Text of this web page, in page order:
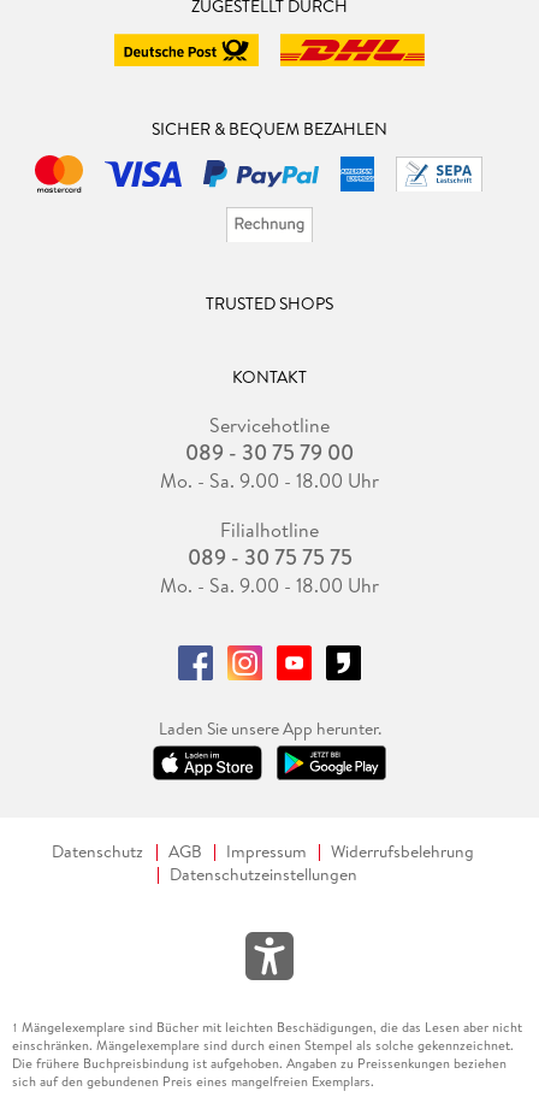
ZUGESTELLT DURCH
SICHER & BEQUEM BEZAHLEN
TRUSTED SHOPS
KONTAKT
Servicehotline
089 - 30 75 79 00
Mo. - Sa. 9.00 - 18.00 Uhr
Filialhotline
089 - 30 75 75 75
Mo. - Sa. 9.00 - 18.00 Uhr
Laden Sie unsere App herunter.
Datenschutz AGB Impressum
Widerrufsbelehrung
Datenschutzeinstellungen
1 Mängelexemplare sind Bücher mit leichten Beschädigungen, die das Lesen aber nicht
einschränken. Mängelexemplare sind durch einen Stempel als solche gekennzeichnet.
Die frühere Buchpreisbindung ist aufgehoben. Angaben zu Preissenkungen beziehen
sich auf den gebundenen Preis eines mangelfreien Exemplars.